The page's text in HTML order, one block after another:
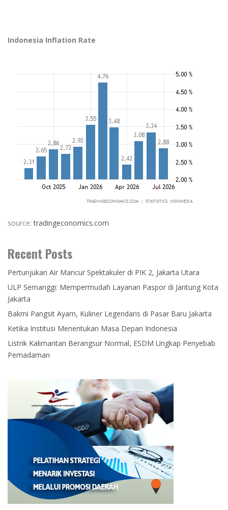
Indonesia Inflation Rate
source:tradingeconomics.com
Recent Posts
Pertunjukan Air Mancur Spektakuler di PIK 2, Jakarta Utara
ULP Semanggi: Mempermudah Layanan Paspor di Jantung Kota
Jakarta
Bakmi Pangsit Ayam, Kuliner Legendaris di Pasar Baru Jakarta
Ketika Institusi Menentukan Masa Depan Indonesia
Listrik Kalimantan Berangsur Normal, ESDM Ungkap Penyebab
Pemadaman